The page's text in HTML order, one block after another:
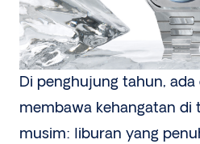
Di penghujung tahun,
membawa kehangatan di
musim: liburan yang